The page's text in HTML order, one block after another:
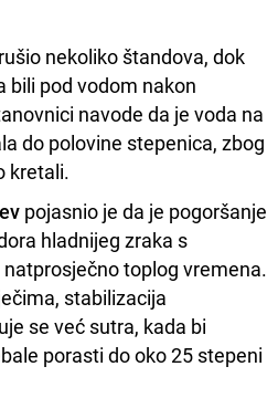
nekoliko štandova, dok
bili pod vodom nakon
navode da je voda na
do polovine stepenica, zbog
kretali.
pojasnio je da je pogoršanje
hladnijeg zraka s
toplog vremena.
stabilizacija
se već sutra, kada bi
porasti do oko 25 stepeni